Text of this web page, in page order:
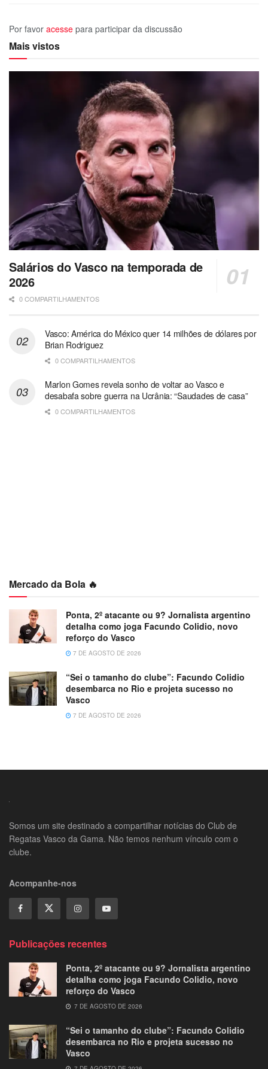
Por favor acesse para participar da discussão
Mais vistos
Salários do Vasco na temporada de
2026
0 COMPARTILHAMENTOS
Vasco: América do México quer 14 milhões de dólares por
Brian Rodriguez
0 COMPARTILHAMENTOS
Marlon Gomes revela sonho de voltar ao Vasco e
desabafa sobre guerra na Ucrânia: “Saudades de casa”
0 COMPARTILHAMENTOS
Mercado da Bola 🔥
Ponta, 2º atacante ou 9? Jornalista argentino
detalha como joga Facundo Colidio, novo
reforço do Vasco
7 DE AGOSTO DE 2026
“Sei o tamanho do clube”: Facundo Colidio
desembarca no Rio e projeta sucesso no
Vasco
7 DE AGOSTO DE 2026
Somos um site destinado a compartilhar notícias do Club de
Regatas Vasco da Gama. Não temos nenhum vínculo com o
clube.
Acompanhe-nos
Publicações recentes
Ponta, 2º atacante ou 9? Jornalista argentino
detalha como joga Facundo Colidio, novo
reforço do Vasco
7 DE AGOSTO DE 2026
“Sei o tamanho do clube”: Facundo Colidio
desembarca no Rio e projeta sucesso no
Vasco